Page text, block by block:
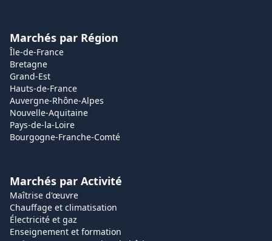
Marchés par Région
Île-de-France
Bretagne
Grand-Est
Hauts-de-France
Auvergne-Rhône-Alpes
Nouvelle-Aquitaine
Pays-de-la-Loire
Bourgogne-Franche-Comté
Marchés par Activité
Maîtrise d'œuvre
Chauffage et climatisation
Électricité et gaz
Enseignement et formation